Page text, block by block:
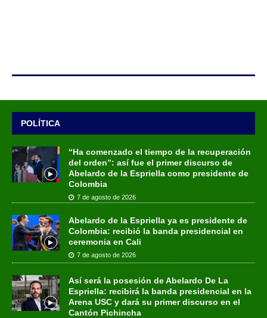
POLÍTICA
“Ha comenzado el tiempo de la recuperación
del orden”: así fue el primer discurso de
Abelardo de la Espriella como presidente de
Colombia
7 de agosto de 2026
Abelardo de la Espriella ya es presidente de
Colombia: recibió la banda presidencial en
ceremonia en Cali
7 de agosto de 2026
Así será la posesión de Abelardo De La
Espriella: recibirá la banda presidencial en la
Arena USC y dará su primer discurso en el
Cantón Pichincha